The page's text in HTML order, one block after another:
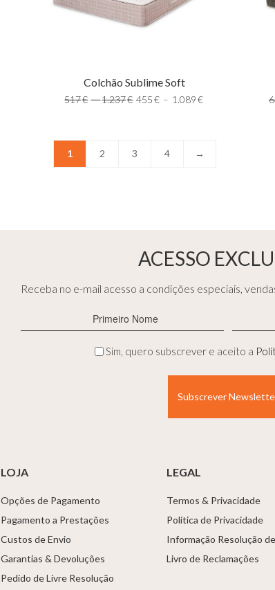
Colchão Sublime Soft
517€ –1.237€ 455 € – 1.089 €
1 2 3 4 →
ACESSO
Receba no e-mail acesso a condições especiais,
Primeiro
Nome
(Obrigatório)
Sim, quero subscrever e aceito a
LOJA
Opções de Pagamento
Pagamento a Prestações
Custos de Envio
Garantias & Devoluções
Pedido de Livre Resolução
LEGAL
Termos & Privacidade
Política de Privacidade
Informação Resolução
Livro de Reclamações